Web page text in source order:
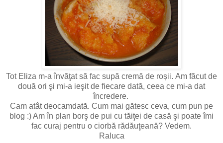
Tot Eliza m-a învăţat să fac supă cremă de roșii. Am făcut de
două ori şi mi-a ieşit de fiecare dată, ceea ce mi-a dat
încredere.
Cam atât deocamdată. Cum mai gătesc ceva, cum pun pe
blog :) Am în plan borş de pui cu tăiţei de casă şi poate îmi
fac curaj pentru o ciorbă rădăuţeană? Vedem.
Raluca